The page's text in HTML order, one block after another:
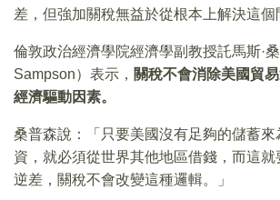
差，但強加關稅無益於從根本上解決這個
倫敦政治經濟學院經濟學副教授託馬斯·
Sampson）表示， 關稅不會消除美國貿
經濟驅動因素。
桑普森說：「只要美國沒有足夠的儲蓄來
資，就必須從世界其他地區借錢，而這
逆差，關稅不會改變這種邏輯。」